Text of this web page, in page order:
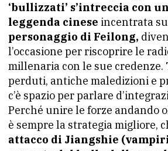
‘bullizzati’ s’intreccia con
leggenda cinese incentrata
personaggio di Feilong,
l’occasione per riscoprire le
millenaria con le sue
perduti, antiche maledizioni e
c’è spazio per parlare
Perché unire le forze andando
è sempre la strategia migliore,
attacco di Jiangshie